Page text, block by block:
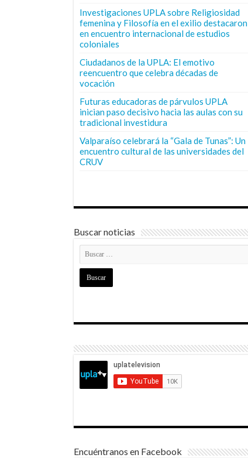
Investigaciones UPLA sobre Religiosidad
femenina y Filosofía en el exilio destacaron
en encuentro internacional de estudios
coloniales
Ciudadanos de la UPLA: El emotivo
reencuentro que celebra décadas de
vocación
Futuras educadoras de párvulos UPLA
inician paso decisivo hacia las aulas con su
tradicional investidura
Valparaíso celebrará la “Gala de Tunas”: Un
encuentro cultural de las universidades del
CRUV
Buscar noticias
Encuéntranos en Facebook